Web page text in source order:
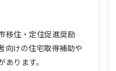
移住・定住促進奨励
向けの住宅取得補助や
ります。